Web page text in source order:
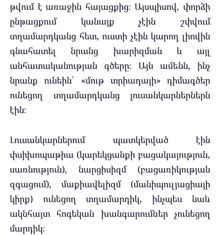
թվում է առաջին հայացքից։ Այսպիսով, փորձի
ընթացքում կանայք չէին շփվում
տղամարդկանց հետ, ուստի չէին կարող լիովին
գնահատել նրանց խարիզման և այլ
անհատականության գծերը։ Այն ամենն, ինչ
նրանք ունեին՝ «մութ տրիադայի» դիմագծեր
ունեցող տղամարդկանց լուսանկարներներն
էին։
Լուսանկարներում պատկերված էին
փսիխոպաթիա (կարեկցանքի բացակայություն,
սառնություն), նարցիսիզմ (բացառիկության
զգացում), մաքիավելիզմ (մանիպուլյացիայի
կիրք) ունեցող տղամարդիկ, ինչպես նաև
ակնհայտ հոգեկան խանգարումներ չունեցող
մարդիկ։